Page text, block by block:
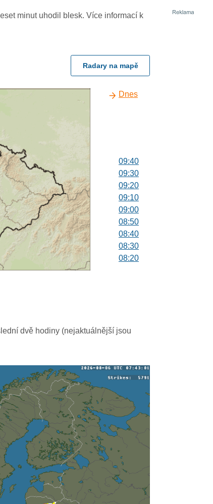
minut uhodil blesk. Více informací k
Radary na mapě
Dnes
09:40
09:30
09:20
09:10
09:00
08:50
08:40
08:30
08:20
07:20
06:50
06:40
dvě hodiny (nejaktuálnější jsou